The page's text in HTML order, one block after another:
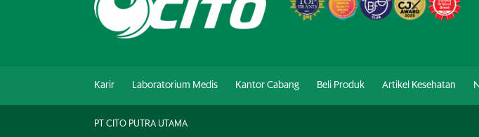
Karir Laboratorium Medis Kantor Cabang Beli Produk Artikel Kesehatan
PT CITO PUTRA UTAMA